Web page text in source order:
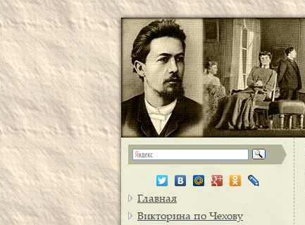
Главная
Викторина по Чехову